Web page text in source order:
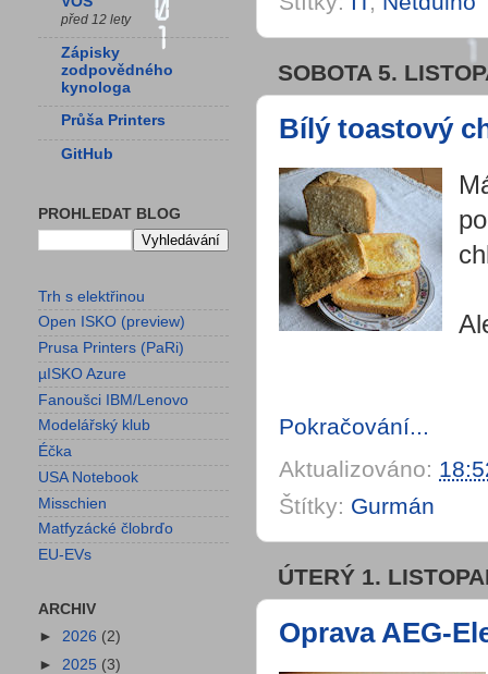
SOBOTA 5.
Bílý toastový
Pokračování...
Aktualizováno:
Štítky: Gurmán
ÚTERÝ 1.
Oprava AEG-
před 12 lety
Zápisky
zodpovědného
kynologa
Průša Printers
GitHub
PROHLEDAT BLOG
Trh s elektřinou
Open ISKO (preview)
Prusa Printers (PaRi)
µISKO Azure
Fanoušci IBM/Lenovo
Modelářský klub
Éčka
USA Notebook
Misschien
Matfyzácké člobrďo
EU-EVs
ARCHIV
► 2026 (2)
► 2025 (3)